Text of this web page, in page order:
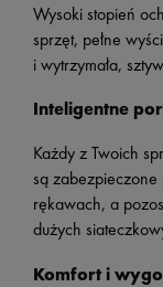
Wysoki stopień
sprzęt, pełne
i wytrzymała,
Inteligentne
Każdy z Twoich
są zabezpieczone
rękawach, a
dużych
Komfort i